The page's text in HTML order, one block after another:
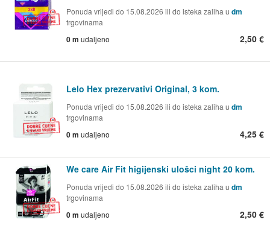
Ponuda vrijedi do 15.08.2026 ili do isteka zaliha u dm
trgovinama
0 m udaljeno 2,50 €
Lelo Hex prezervativi Original, 3 kom.
Ponuda vrijedi do 15.08.2026 ili do isteka zaliha u dm
trgovinama
0 m udaljeno 4,25 €
We care Air Fit higijenski ulošci night 20 kom.
Ponuda vrijedi do 15.08.2026 ili do isteka zaliha u dm
trgovinama
0 m udaljeno 2,50 €